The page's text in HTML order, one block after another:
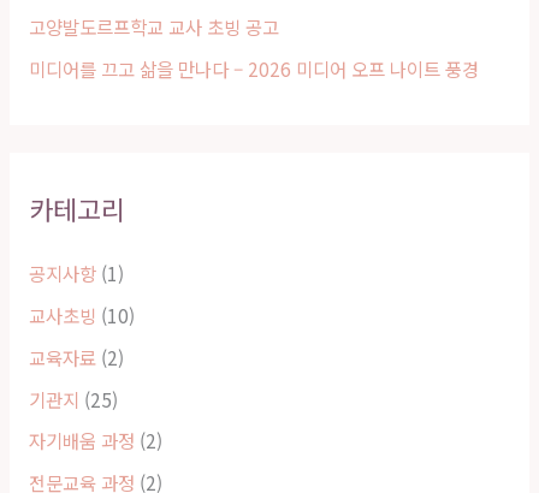
고양발도르프학교 교사 초빙 공고
미디어를 끄고 삶을 만나다 – 2026 미디어 오프 나이트 풍경
카테고리
공지사항(1)
교사초빙 (10)
교육자료(2)
기관지 (25)
자기배움 과정 (2)
전문교육 과정 (2)